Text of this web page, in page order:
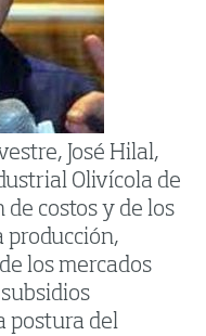
José Hilal,
Olivícola de
de costos y de los
producción,
los mercados
postura del